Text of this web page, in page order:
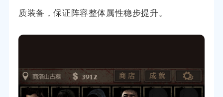
质装备，保证阵容整体属性稳步提升。